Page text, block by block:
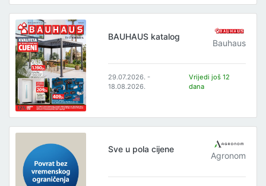
BAUHAUS katalog
Bauhaus
29.07.2026. -
18.08.2026.
Vrijedi još 12
dana
Sve u pola cijene
Agronom